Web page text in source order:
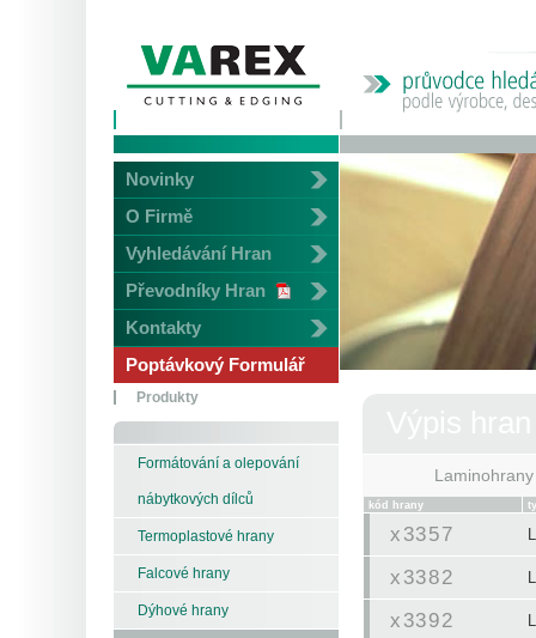
Novinky
O Firmě
Vyhledávání Hran
Převodníky Hran
Kontakty
Poptávkový Formulář
Produkty
Formátování a olepování
nábytkových dílců
Termoplastové hrany
Falcové hrany
Dýhové hrany
Laminohrany
kód hrany
x3357
x3382
x3392